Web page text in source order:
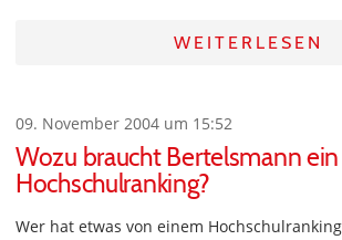
WEITERLESEN
09. November 2004 um 15:52
Wozu braucht Bertelsmann
Hochschulranking?
Wer hat etwas von einem